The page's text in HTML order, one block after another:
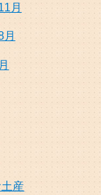
月
月
産